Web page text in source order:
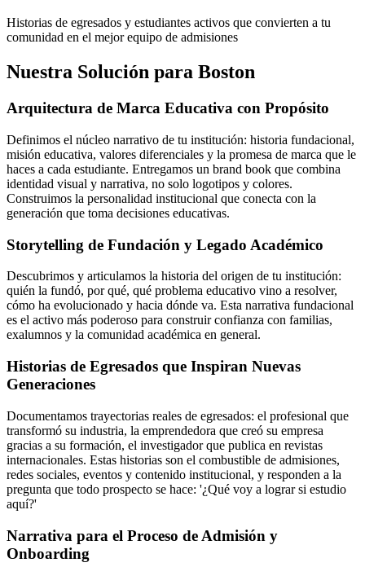
Historias de egresados y estudiantes activos que convierten a tu
comunidad en el mejor equipo de admisiones
Nuestra Solución para Boston
Arquitectura de Marca Educativa con Propósito
Definimos el núcleo narrativo de tu institución: historia fundacional,
misión educativa, valores diferenciales y la promesa de marca que le
haces a cada estudiante. Entregamos un brand book que combina
identidad visual y narrativa, no solo logotipos y colores.
Construimos la personalidad institucional que conecta con la
generación que toma decisiones educativas.
Storytelling de Fundación y Legado Académico
Descubrimos y articulamos la historia del origen de tu institución:
quién la fundó, por qué, qué problema educativo vino a resolver,
cómo ha evolucionado y hacia dónde va. Esta narrativa fundacional
es el activo más poderoso para construir confianza con familias,
exalumnos y la comunidad académica en general.
Historias de Egresados que Inspiran Nuevas
Generaciones
Documentamos trayectorias reales de egresados: el profesional que
transformó su industria, la emprendedora que creó su empresa
gracias a su formación, el investigador que publica en revistas
internacionales. Estas historias son el combustible de admisiones,
redes sociales, eventos y contenido institucional, y responden a la
pregunta que todo prospecto se hace: '¿Qué voy a lograr si estudio
aquí?'
Narrativa para el Proceso de Admisión y
Onboarding